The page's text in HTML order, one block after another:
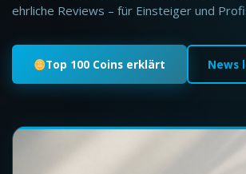
ehrliche Reviews – für Einsteiger und
Top 100 Coins erklärt News